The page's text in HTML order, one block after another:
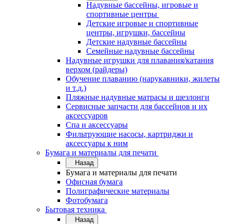
Надувные бассейны, игровые и
спортивные центры
Детские игровые и спортивные
центры, игрушки, бассейны
Детские надувные бассейны
Семейные надувные бассейны
Надувные игрушки для плавания/катания
верхом (райдеры)
Обучение плаванию (нарукавники, жилеты
и т.д.)
Пляжные надувные матрасы и шезлонги
Сервисные запчасти для бассейнов и их
аксессуаров
Спа и аксессуары
Фильтрующие насосы, картриджи и
аксессуары к ним
Бумага и материалы для печати
Назад
Бумага и материалы для печати
Офисная бумага
Полиграфические материалы
Фотобумага
Бытовая техника
Назад